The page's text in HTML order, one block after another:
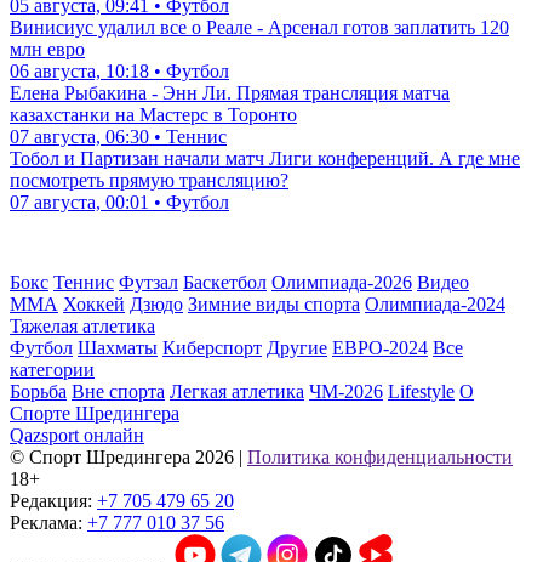
05 августа, 09:41 • Футбол
Винисиус удалил все о Реале - Арсенал готов заплатить 120
млн евро
06 августа, 10:18 • Футбол
Елена Рыбакина - Энн Ли. Прямая трансляция матча
казахстанки на Мастерс в Торонто
07 августа, 06:30 • Теннис
Тобол и Партизан начали матч Лиги конференций. А где мне
посмотреть прямую трансляцию?
07 августа, 00:01 • Футбол
Бокс Теннис Футзал Баскетбол Олимпиада-2026 Видео
ММА Хоккей Дзюдо Зимние виды спорта Олимпиада-2024
Тяжелая атлетика
Футбол Шахматы Киберспорт Другие ЕВРО-2024 Все
категории
Борьба Вне спорта Легкая атлетика ЧМ-2026 Lifestyle О
Спорте Шредингера
Qazsport онлайн
© Cпорт Шредингера 2026 | Политика конфиденциальности
18+
Редакция: +7 705 479 65 20
Реклама: +7 777 010 37 56